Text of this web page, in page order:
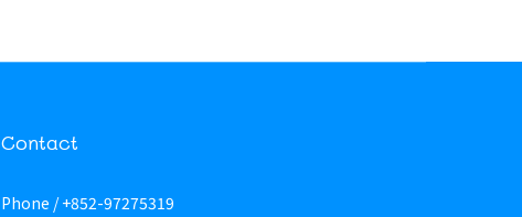
Contact
Phone / +852-97275319